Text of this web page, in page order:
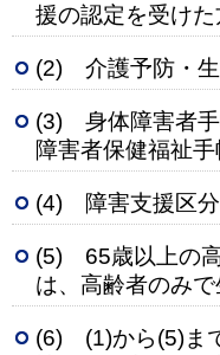
援の認定を受けた
(2) 介護予防・生
(3) 身体障害者手
障害者保健福祉
(4) 障害支援区
(5) 65歳以上の
は、高齢者のみ
(6) (1)から(5)ま